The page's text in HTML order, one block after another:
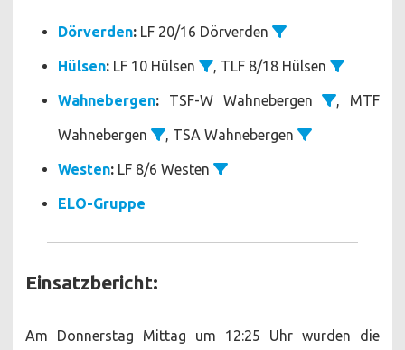
Dörverden: LF 20/16 Dörverden
Hülsen: LF 10 Hülsen , TLF 8/18 Hülsen
Wahnebergen: TSF-W Wahnebergen , MTF
Wahnebergen , TSA Wahnebergen
Westen: LF 8/6 Westen
ELO-Gruppe
Einsatzbericht:
Am Donnerstag Mittag um 12:25 Uhr wurden die